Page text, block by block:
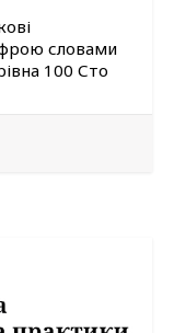
словами
100 Сто